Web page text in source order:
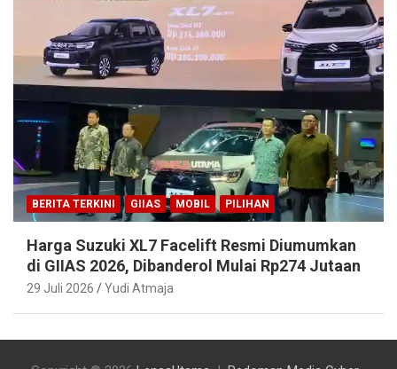
BERITA TERKINI GIIAS MOBIL PILIHAN
Harga Suzuki XL7 Facelift Resmi Diumumkan
di GIIAS 2026, Dibanderol Mulai Rp274 Jutaan
29 Juli 2026 Yudi Atmaja